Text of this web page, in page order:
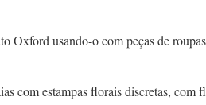
Oxford usando-o com peças de
com estampas florais discretas, com